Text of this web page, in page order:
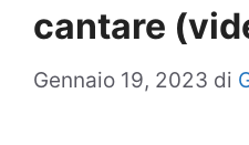
cantare
Gennaio 19, 2023 di